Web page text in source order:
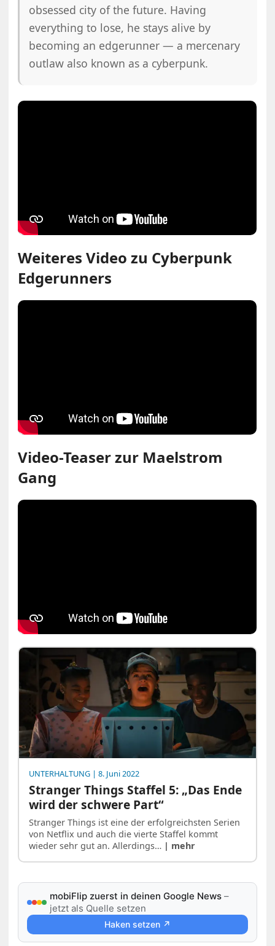
obsessed city of the future. Having
everything to lose, he stays alive by
becoming an edgerunner — a mercenary
outlaw also known as a cyberpunk.
Weiteres Video zu Cyberpunk
Edgerunners
Video-Teaser zur Maelstrom
Gang
UNTERHALTUNG | 8. Juni 2022
Stranger Things Staffel 5: „Das Ende
wird der schwere Part“
Stranger Things ist eine der erfolgreichsten Serien
von Netflix und auch die vierte Staffel kommt
wieder sehr gut an. Allerdings… | mehr
mobiFlip zuerst in deinen Google News –
jetzt als Quelle setzen
Haken setzen ↗